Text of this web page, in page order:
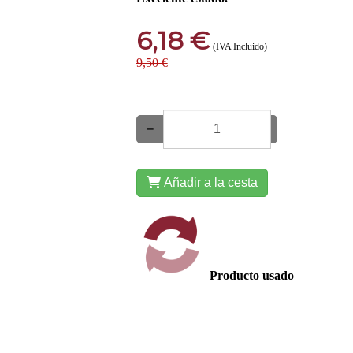
6,18 € (IVA Incluido)
9,50 €
−
Añadir a la cesta
Producto usado